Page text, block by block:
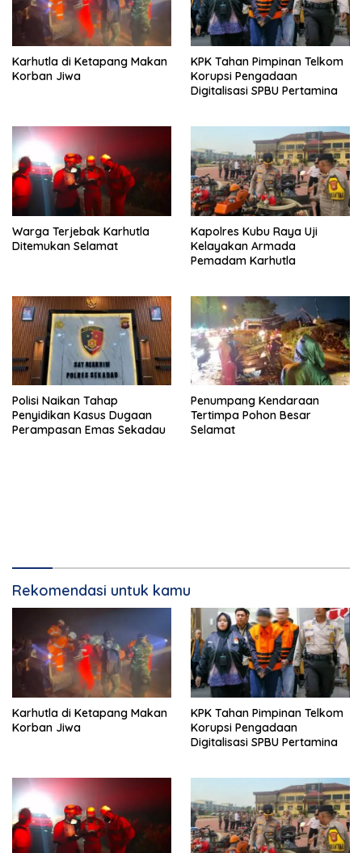
Karhutla di Ketapang Makan
Korban Jiwa
KPK Tahan Pimpinan Telkom
Korupsi Pengadaan
Digitalisasi SPBU Pertamina
Warga Terjebak Karhutla
Ditemukan Selamat
Kapolres Kubu Raya Uji
Kelayakan Armada
Pemadam Karhutla
Polisi Naikan Tahap
Penyidikan Kasus Dugaan
Perampasan Emas Sekadau
Penumpang Kendaraan
Tertimpa Pohon Besar
Selamat
Rekomendasi untuk kamu
Karhutla di Ketapang Makan
Korban Jiwa
KPK Tahan Pimpinan Telkom
Korupsi Pengadaan
Digitalisasi SPBU Pertamina